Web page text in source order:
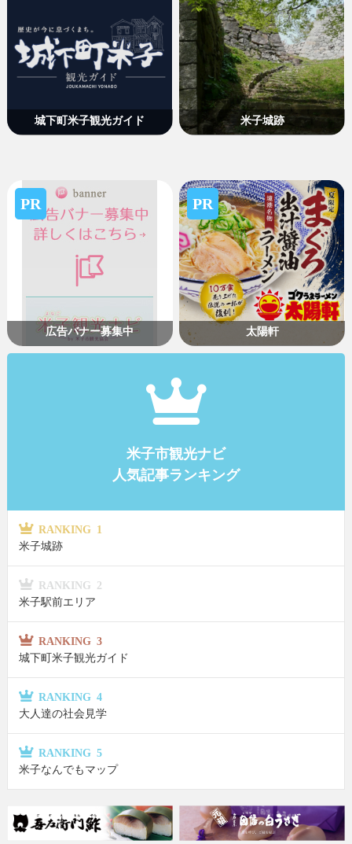
城下町米子観光ガイド 米子城跡
PR
広告バナー募集中
PR
太陽軒
米子市観光ナビ
人気記事ランキング
RANKING 1
米子城跡
RANKING 2
米子駅前エリア
RANKING 3
城下町米子観光ガイド
RANKING 4
大人達の社会見学
RANKING 5
米子なんでもマップ